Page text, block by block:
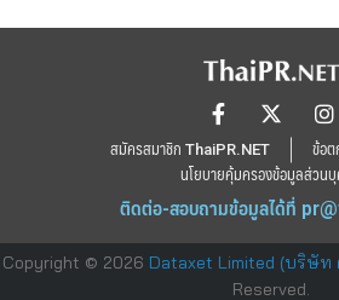
สมัครสมาชิก ThaiPR.NET
ข้อต
นโยบายคุ้มครองข้อมูลส่วน
ติดต่อ-สอบถามข้อมูลได้ที่
Copyright © 2026 Dataxet Limited (บริษัท
Reserved.